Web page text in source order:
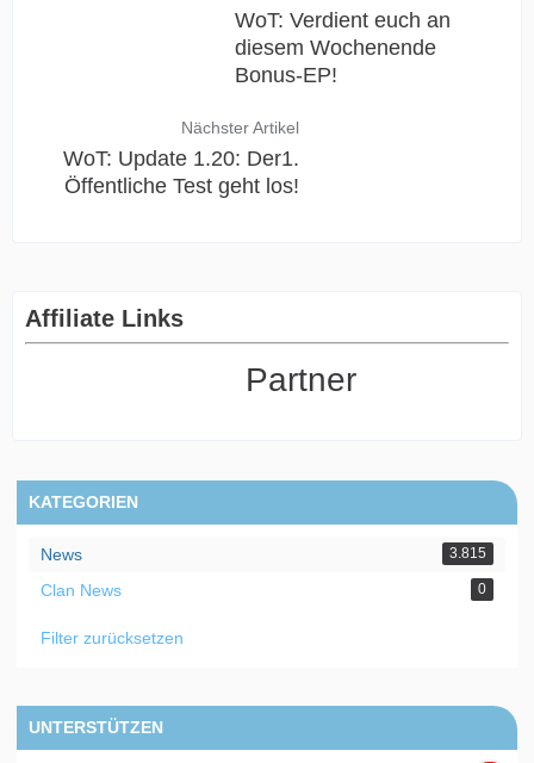
WoT: Verdient euch an
diesem Wochenende
Bonus-EP!
Nächster Artikel
WoT: Update 1.20: Der1.
Öffentliche Test geht los!
Affiliate Links
Partner
KATEGORIEN
News 3.815
Clan News 0
Filter zurücksetzen
UNTERSTÜTZEN